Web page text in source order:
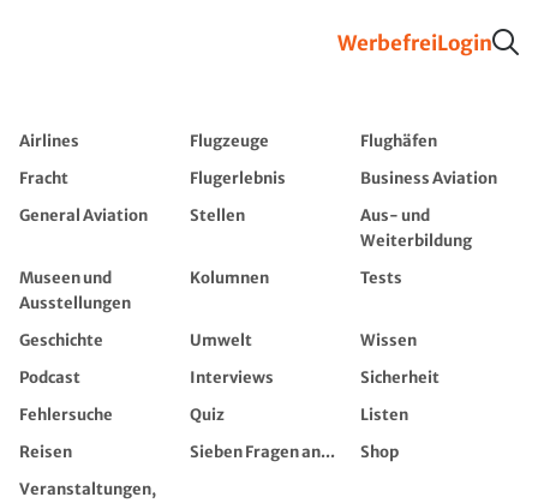
WerbefreiLogin
Airlines Flugzeuge
Flughäfen
Fracht
Flugerlebnis
Business Aviation
General Aviation
Stellen
Aus- und
Weiterbildung
Museen und
Ausstellungen
Kolumnen Tests
Geschichte Umwelt
Wissen
Podcast
Interviews
Sicherheit
Fehlersuche
Quiz
Listen
Reisen
Sieben Fragen an...
Shop
Veranstaltungen,